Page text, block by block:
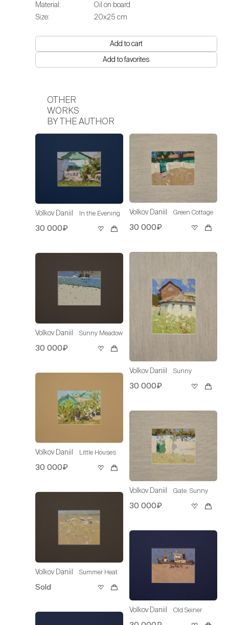
Material:
Oil on board
Size:
20х25 cm
Add to cart
Add to favorites
OTHER
WORKS
BY THE AUTHOR
Volkov Daniil In the Evening
30 000₽
Volkov Daniil Sunny Meadow
30 000₽
Volkov Daniil Little Houses
30 000₽
Volkov Daniil Summer Heat
Sold
Volkov Daniil Green Cottage
30 000₽
Volkov Daniil Sunny
30 000₽
Volkov Daniil Gate. Sunny
30 000₽
Volkov Daniil Old Seiner